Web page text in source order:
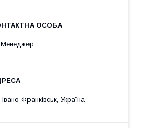
Менеджер
Івано-Франківськ, Україна